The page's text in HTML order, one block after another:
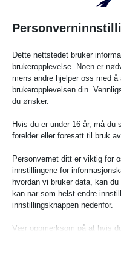
de bidrar til å styrke den
erstatte den.
Hos GrackleDocs er vårt
bygge bro over nettopp
sanntidsveiledere som
tilgjengelighetsmestere fra
Når vi slutter å behandle
slutter vi å lage tekniske
inkluderende digitale
Takk til alle i samfunnet
tilgjengelig digital verden
Dette nettstedet bruker
brukeropplevelse. Noen er
mens andre hjelper oss med å
brukeropplevelsen din.
du ønsker.
Hvis du er under 16 år, må
forelder eller foresatt til bruk
Personvernet ditt er viktig for
innstillingene for
hvordan vi bruker data, kan
kan når som helst endre
innstillingsknappen nedenfor.
Vær oppmerksom på at hvis